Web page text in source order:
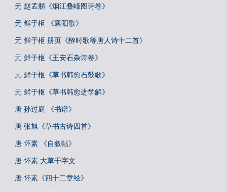
元 赵孟頫《烟江叠嶂图诗卷》
元 鲜于枢 《襄阳歌》
元 鲜于枢 册页《醉时歌等唐人诗十二首》
元 鲜于枢《王安石杂诗卷》
元 鲜于枢《草书韩愈石鼓歌》
元 鲜于枢《草书韩愈进学解》
唐 孙过庭 《书谱》
唐 张旭《草书古诗四首》
唐 怀素 《自叙帖》
唐 怀素 大草千字文
唐 怀素《四十二章经》